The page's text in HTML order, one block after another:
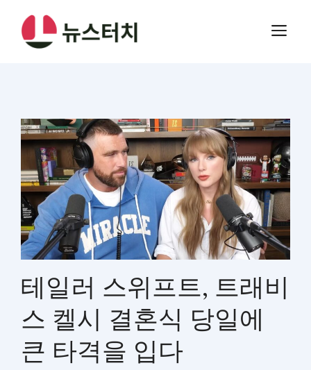
메
테일러 스위프트, 트래비
스 켈시 결혼식 당일에
큰 타격을 입다